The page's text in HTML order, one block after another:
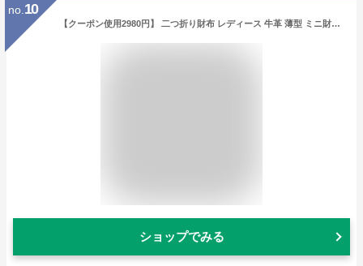
no. 10
【クーポン使用2980円】 二つ折り財布 レディース 牛革 薄型 ミニ財布 二つ折り 財布 革 大容量 コンパクト バイカラー YKKファスナー 薄い 小さい財布 小銭入れ カードケース キャッシュレス ミニウォレット RafiCaro ブランド 送料無料 ギフト 対応 S
ショップでみる